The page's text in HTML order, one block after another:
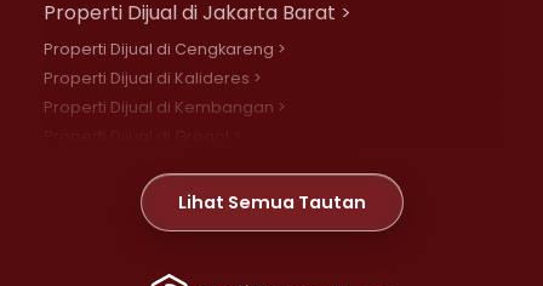
Properti Dijual di Jakarta Barat >
Properti Dijual di Cengkareng >
Properti Dijual di Kalideres >
Properti Dijual di Kembangan >
Properti Dijual di Meruya >
Properti Dijual di Jelambar >
Lihat Semua Tautan